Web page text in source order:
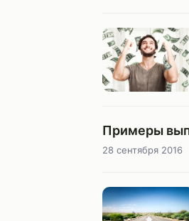
Примеры
28 сентября 2016